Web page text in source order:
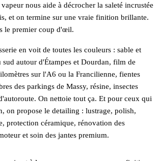
nous aide à décrocher la saleté incrustée
et on termine sur une vraie finition brillante.
le premier coup d'œil.
en voit de toutes les couleurs : sable et
sud autour d'Étampes et Dourdan, film de
sur l'A6 ou la Francilienne, fientes
des parkings de Massy, résine, insectes
On nettoie tout ça. Et pour ceux qui
on propose le detailing : lustrage, polish,
protection céramique, rénovation des
et soin des jantes premium.